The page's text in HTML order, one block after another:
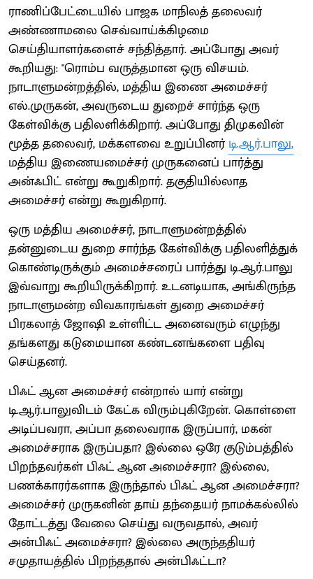
ராணிப்பேட்டையில் பாஜக மாநிலத் தலைவர்
அண்ணாமலை செவ்வாய்க்கிழமை
செய்தியாளர்களைச் சந்தித்தார். அப்போது அவர்
கூறியது: "ரொம்ப வருத்தமான ஒரு விசயம்.
நாடாளுமன்றத்தில், மத்திய இணை அமைச்சர்
எல்.முருகன், அவருடைய துறைச் சார்ந்த ஒரு
கேள்விக்கு பதிலளிக்கிறார். அப்போது திமுகவின்
மூத்த தலைவர், மக்களவை உறுப்பினர்டி.ஆர்.பாலு,
மத்திய இணையமைச்சர் முருகனைப் பார்த்து
அன்ஃபிட் என்று கூறுகிறார். தகுதியில்லாத
அமைச்சர் என்று கூறுகிறார்.
ஒரு மத்திய அமைச்சர், நாடாளுமன்றத்தில்
தன்னுடைய துறை சார்ந்த கேள்விக்கு பதிலளித்துக்
கொண்டிருக்கும் அமைச்சரைப் பார்த்து டி.ஆர்.பாலு
இவ்வாறு கூறியிருக்கிறார். உடனடியாக, அங்கிருந்த
நாடாளுமன்ற விவகாரங்கள் துறை அமைச்சர்
பிரகலாத் ஜோஷி உள்ளிட்ட அனைவரும் எழுந்து
தங்களது கடுமையான கண்டனங்களை பதிவு
செய்தனர்.
பிஃட் ஆன அமைச்சர் என்றால் யார் என்று
டி.ஆர்.பாலுவிடம் கேட்க விரும்புகிறேன். கொள்ளை
அடிப்பவரா, அப்பா தலைவராக இருப்பார், மகன்
அமைச்சராக இருப்பதா? இல்லை ஒரே குடும்பத்தில்
பிறந்தவர்கள் பிஃட் ஆன அமைச்சரா? இல்லை,
பணக்காரர்களாக இருந்தால் பிஃட் ஆன அமைச்சரா?
அமைச்சர் முருகனின் தாய் தந்தையர் நாமக்கல்லில்
தோட்டத்து வேலை செய்து வருவதால், அவர்
அன்பிஃட் அமைச்சரா? இல்லை அருந்ததியர்
சமுதாயத்தில் பிறந்ததால் அன்பிஃட்டா?